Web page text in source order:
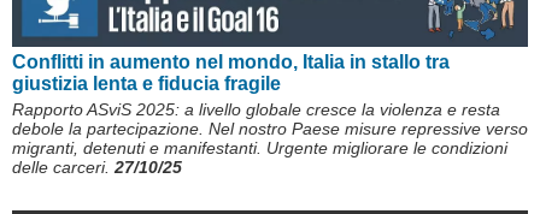
Conflitti in aumento nel mondo, Italia in stallo tra
giustizia lenta e fiducia fragile
Rapporto ASviS 2025: a livello globale cresce la violenza e resta
debole la partecipazione. Nel nostro Paese misure repressive verso
migranti, detenuti e manifestanti. Urgente migliorare le condizioni
delle carceri. 27/10/25